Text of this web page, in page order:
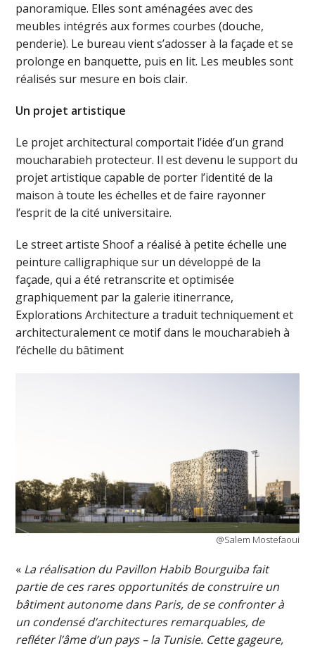
panoramique. Elles sont aménagées avec des
meubles intégrés aux formes courbes (douche,
penderie). Le bureau vient s’adosser à la façade et se
prolonge en banquette, puis en lit. Les meubles sont
réalisés sur mesure en bois clair.
Un projet artistique
Le projet architectural comportait l’idée d’un grand
moucharabieh protecteur. Il est devenu le support du
projet artistique capable de porter l’identité de la
maison à toute les échelles et de faire rayonner
l’esprit de la cité universitaire.
Le street artiste Shoof a réalisé à petite échelle une
peinture calligraphique sur un développé de la
façade, qui a été retranscrite et optimisée
graphiquement par la galerie itinerrance,
Explorations Architecture a traduit techniquement et
architecturalement ce motif dans le moucharabieh à
l’échelle du bâtiment
@Salem Mostefaoui
« La réalisation du Pavillon Habib Bourguiba fait
partie de ces rares opportunités de construire un
bâtiment autonome dans Paris, de se confronter à
un condensé d’architectures remarquables, de
refléter l’âme d’un pays – la Tunisie. Cette gageure,